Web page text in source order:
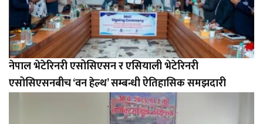
नेपाल भेटेरिनरी एसोसिएसन र एसियाली भेटेरिनरी
एसोसिएसनबीच ‘वन हेल्थ’ सम्बन्धी ऐतिहासिक समझदारी